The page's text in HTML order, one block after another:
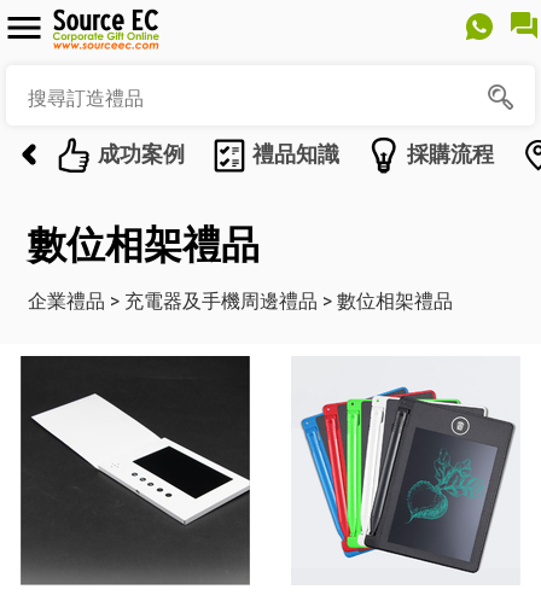
成功案例 禮品知識 採購流程
數位相架禮品
企業禮品 > 充電器及手機周邊禮品 > 數位相架禮品